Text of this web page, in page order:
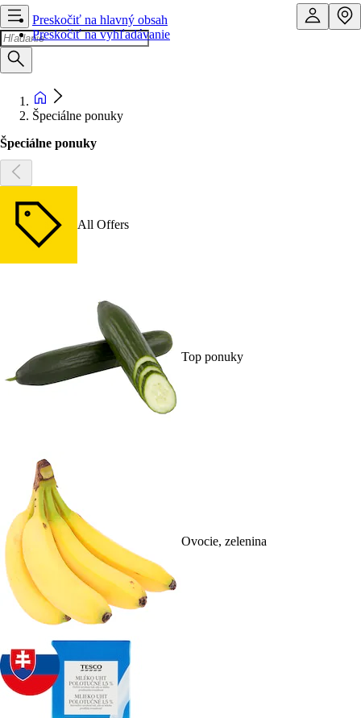
Preskočiť na hlavný obsah
Preskočiť na vyhľadávanie
Špeciálne ponuky
Špeciálne ponuky
All Offers
Top ponuky
Ovocie, zelenina